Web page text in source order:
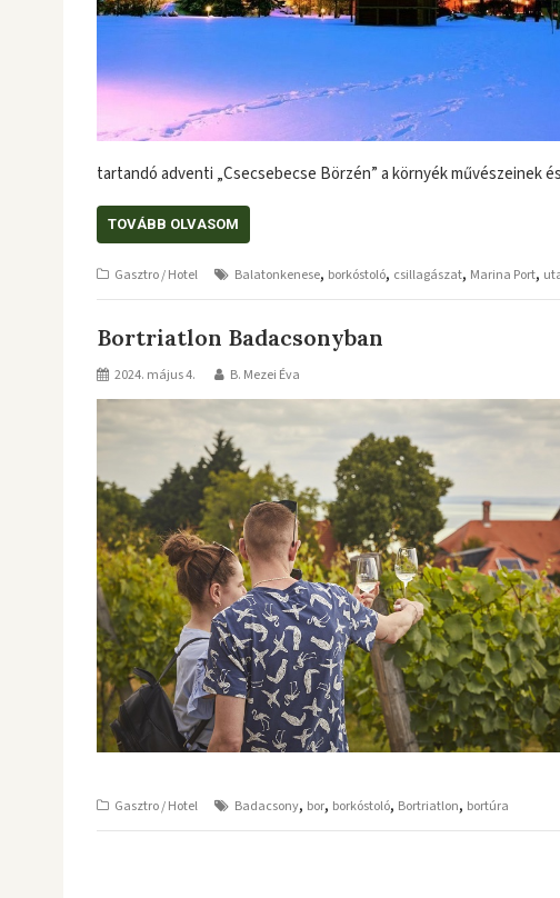
tartandó adventi „Csecsebecse Börzén” a környék
TOVÁBB OLVASOM
Gasztro / Hotel Balatonkenese, borkóstoló, csillagászat, Marina Port,
Bortriatlon Badacsonyban
2024. május 4. B. Mezei Éva
Gasztro / Hotel Badacsony, bor, borkóstoló, Bortriatlon, bortúra